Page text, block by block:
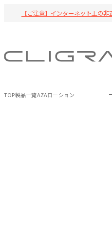
【ご注意】インターネット上の
TOP製品一覧AZAローション